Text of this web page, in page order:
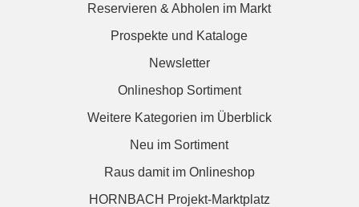
Reservieren & Abholen im Markt
Prospekte und Kataloge
Newsletter
Onlineshop Sortiment
Weitere Kategorien im Überblick
Neu im Sortiment
Raus damit im Onlineshop
HORNBACH Projekt-Marktplatz